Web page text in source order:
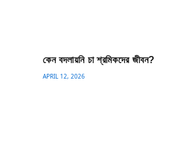
কেন বদলায়নি চা শ্রমিকদের জীবন?
APRIL 12, 2026